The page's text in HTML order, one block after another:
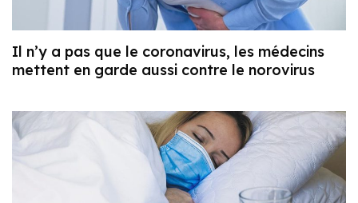
Il n’y a pas que le coronavirus, les médecins
mettent en garde aussi contre le norovirus